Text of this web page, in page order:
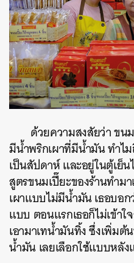
ด้วยความสงสัยว่า ขน
มีน้ำพริกเผาที่มีน้ำมัน ทำ
เป็นสัปดาห์ และอยู่ในตู้เย็
สูตรขนมเปี๊ยะของร้านทำม
เผาแบบไม่มีน้ำมัน เธอบอ
แบบ ตอนแรกเธอก็ไม่เข้า
เอามาเทน้ำมันทิ้ง ซึ่งเพิ่ม
น้ำมัน เลยเลือกใช้แบบหลั
SHARE